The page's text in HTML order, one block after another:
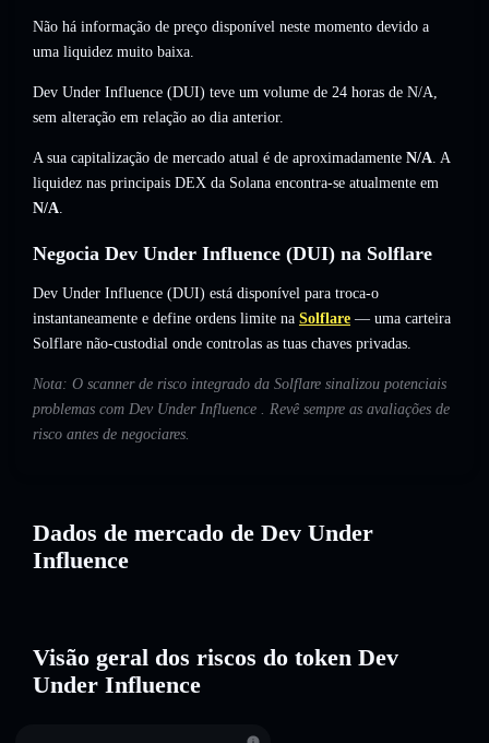
Não há informação de preço disponível neste momento devido a
uma liquidez muito baixa.
Dev Under Influence (DUI) teve um volume de 24 horas de N/A,
sem alteração em relação ao dia anterior.
A sua capitalização de mercado atual é de aproximadamente N/A. A
liquidez nas principais DEX da Solana encontra-se atualmente em
N/A.
Negocia Dev Under Influence (DUI) na Solflare
Dev Under Influence (DUI) está disponível para troca-o
instantaneamente e define ordens limite na Solflare — uma carteira
Solflare não-custodial onde controlas as tuas chaves privadas.
Nota: O scanner de risco integrado da Solflare sinalizou potenciais
problemas com Dev Under Influence . Revê sempre as avaliações de
risco antes de negociares.
Dados de mercado de Dev Under
Influence
Visão geral dos riscos do token Dev
Under Influence